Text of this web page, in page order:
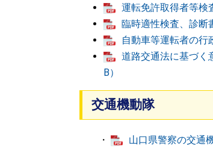
運転免許取得者等検
臨時適性検査、診断
自動車等運転者の行
道路交通法に基づく
B）
交通機動隊
・ 山口県警察の交通